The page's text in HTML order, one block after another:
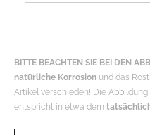
BITTE BEACHTEN SIE BEI DEN
natürliche Korrosion und das
Artikel verschieden! Die
entspricht in etwa dem